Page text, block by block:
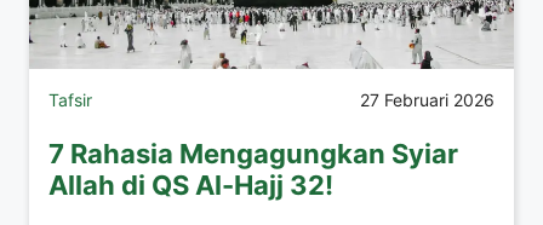
Tafsir 27 Februari 2026
7 Rahasia Mengagungkan Syiar
Allah di QS Al-Hajj 32!